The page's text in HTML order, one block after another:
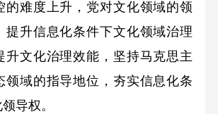
的难度上升，党对文化领域的领
提升信息化条件下文化领域治理
升文化治理效能，坚持马克思主
领域的指导地位，夯实信息化条
导权。